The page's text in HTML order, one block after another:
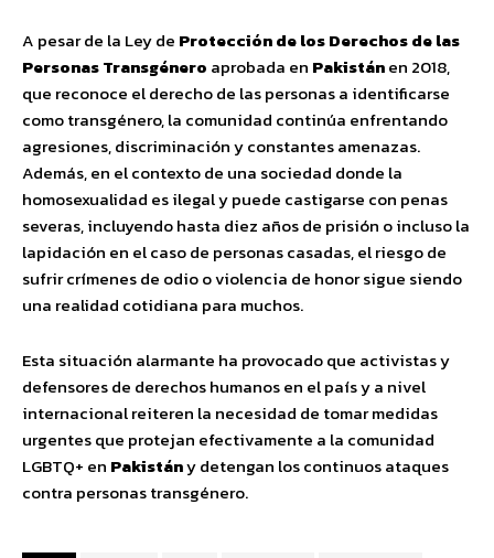
A pesar de la Ley de Protección de los Derechos de las
Personas Transgénero aprobada en Pakistánen 2018,
que reconoce el derecho de las personas a identificarse
como transgénero, la comunidad continúa enfrentando
agresiones, discriminación y constantes amenazas.
Además, en el contexto de una sociedad donde la
homosexualidad es ilegal y puede castigarse con penas
severas, incluyendo hasta diez años de prisión o incluso la
lapidación en el caso de personas casadas, el riesgo de
sufrir crímenes de odio o violencia de honor sigue siendo
una realidad cotidiana para muchos.
Esta situación alarmante ha provocado que activistas y
defensores de derechos humanos en el país y a nivel
internacional reiteren la necesidad de tomar medidas
urgentes que protejan efectivamente a la comunidad
LGBTQ+ en Pakistány detengan los continuos ataques
contra personas transgénero.